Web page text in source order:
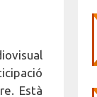
Està